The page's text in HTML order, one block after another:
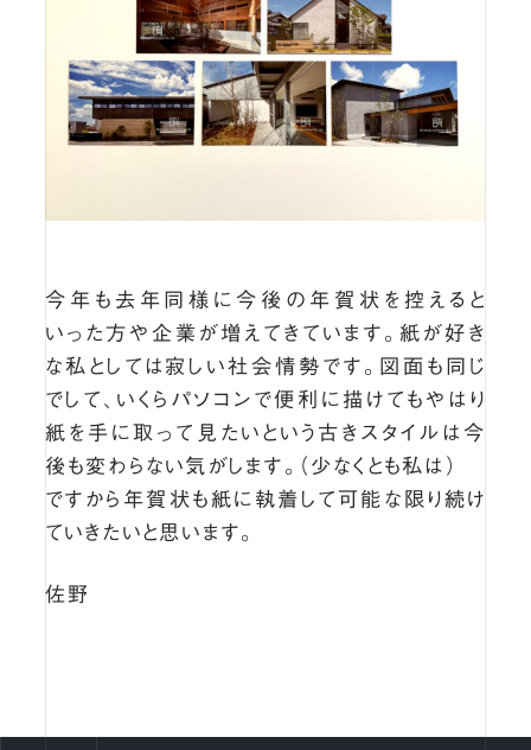
今年も去年同様に今後の年賀状を控えると
いった方や企業が増えてきています。紙が好き
な私としては寂しい社会情勢です。図面も同じ
でして、いくらパソコンで便利に描けてもやはり
紙を手に取って見たいという古きスタイルは今
後も変わらない気がします。（少なくとも私は）
ですから年賀状も紙に執着して可能な限り続け
ていきたいと思います。
佐野